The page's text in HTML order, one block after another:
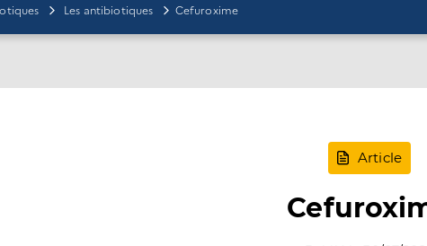
Les antibiotiques Cefuroxime
Article